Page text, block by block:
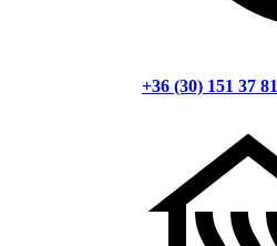
+36 (30) 151 37 81